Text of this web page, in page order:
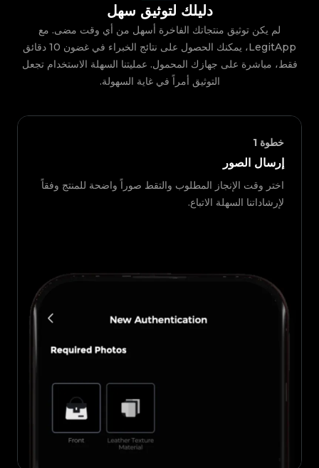
دليلك لتوثيق سهل
لم يكن توثيق منتجاتك الفاخرة أسهل من أي وقت مضى. مع
LegitApp، يمكنك الحصول على نتائج الخبراء في غضون 10 دقائق
فقط، مباشرة على جهازك المحمول. عمليتنا السهلة الاستخدام تجعل
التوثيق أمراً في غاية السهولة.
خطوة 1
إرسال الصور
اختر وقت الإنجاز المطلوب والتقط صوراً واضحة للمنتج وفقاً
لإرشاداتنا السهلة الاتباع.